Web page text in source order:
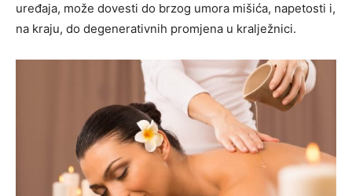
uređaja, može dovesti do brzog umora mišića, napetosti i,
na kraju, do degenerativnih promjena u kralježnici.